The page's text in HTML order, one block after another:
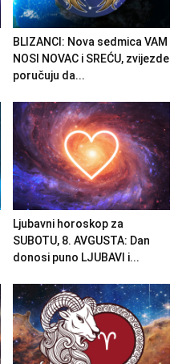
BLIZANCI: Nova sedmica VAM
NOSI NOVAC i SREĆU, zvijezde
poručuju da...
Ljubavni horoskop za
SUBOTU, 8. AVGUSTA: Dan
donosi puno LJUBAVI i...